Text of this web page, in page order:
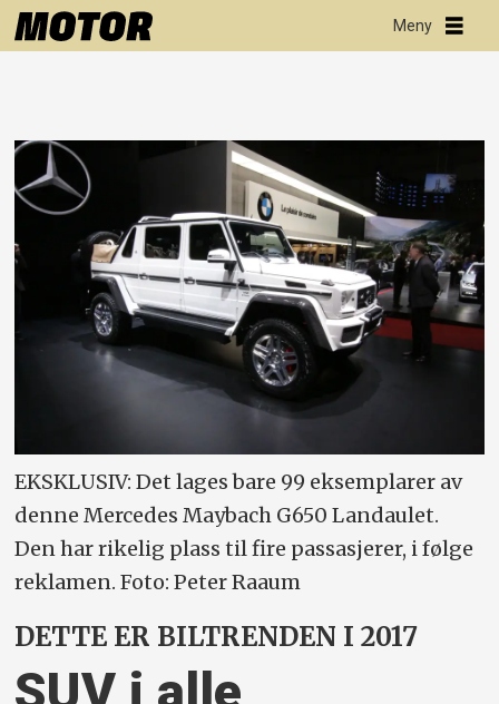
EKSKLUSIV: Det lages bare 99 eksemplarer av
denne Mercedes Maybach G650 Landaulet.
Den har rikelig plass til fire passasjerer, i følge
reklamen. Foto: Peter Raaum
DETTE ER BILTRENDEN I 2017
SUV i alle